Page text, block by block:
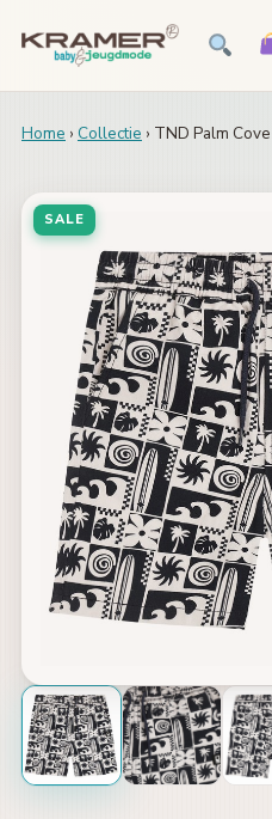
Home › Collectie › TND Palm Cove
SALE